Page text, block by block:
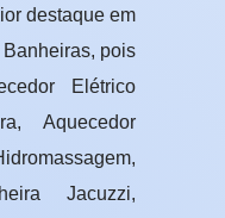
destaque em
pois
Elétrico
Aquecedor
Jacuzzi,